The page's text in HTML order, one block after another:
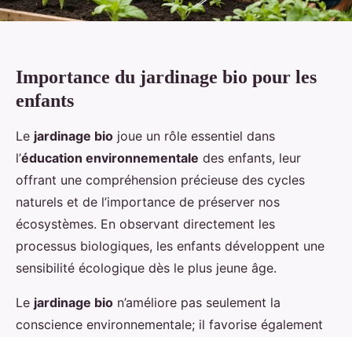
Importance du jardinage bio pour les
enfants
Le jardinage bio joue un rôle essentiel dans
l’éducation environnementale des enfants, leur
offrant une compréhension précieuse des cycles
naturels et de l’importance de préserver nos
écosystèmes. En observant directement les
processus biologiques, les enfants développent une
sensibilité écologique dès le plus jeune âge.
Le jardinage bio n’améliore pas seulement la
conscience environnementale; il favorise également